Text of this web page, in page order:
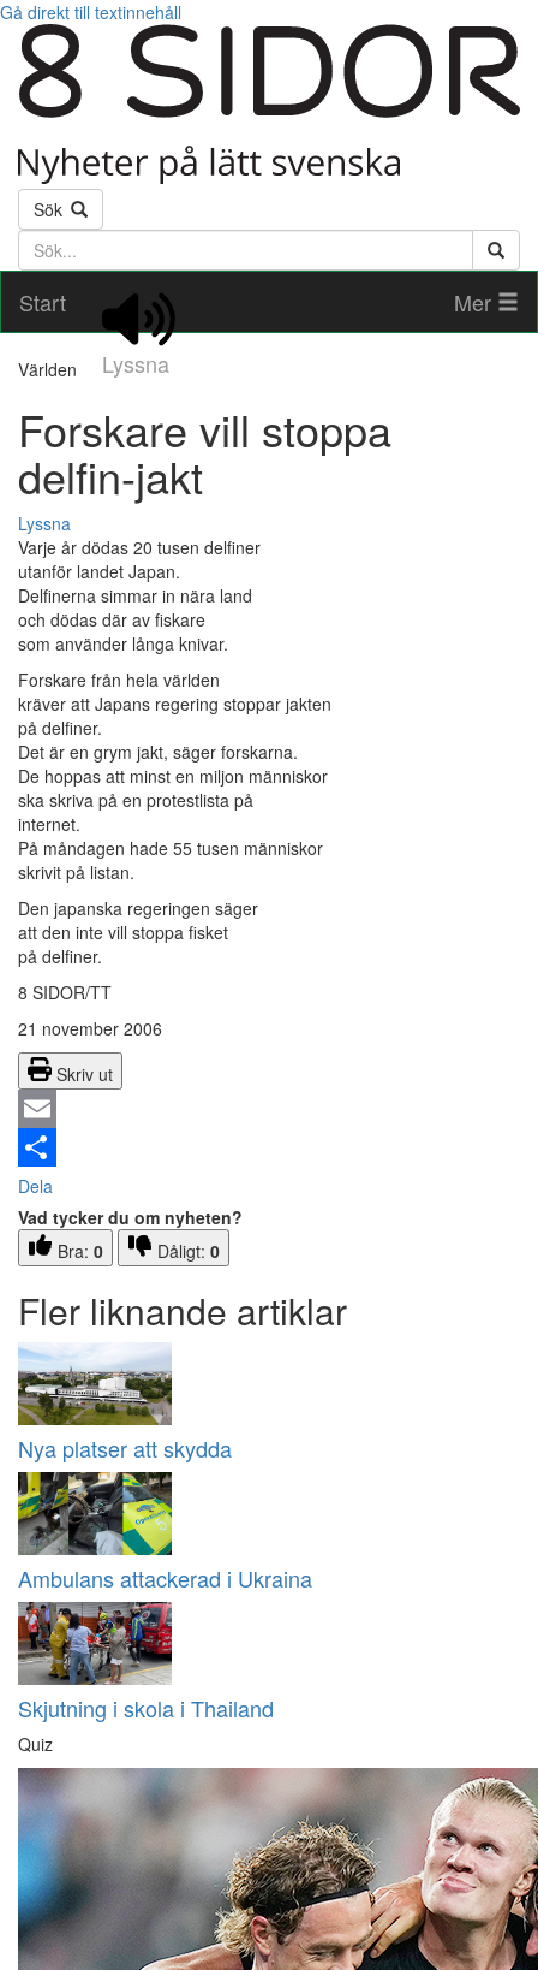
Gå direkt till textinnehåll
Sök
Söktext
Start
Lyssna
Mer
Världen
Forskare vill stoppa
delfin-jakt
Lyssna
Varje år dödas 20 tusen delfiner
utanför landet Japan.
Delfinerna simmar in nära land
och dödas där av fiskare
som använder långa knivar.
Forskare från hela världen
kräver att Japans regering stoppar jakten
på delfiner.
Det är en grym jakt, säger forskarna.
De hoppas att minst en miljon människor
ska skriva på en protestlista på
internet.
På måndagen hade 55 tusen människor
skrivit på listan.
Den japanska regeringen säger
att den inte vill stoppa fisket
på delfiner.
8 SIDOR/TT
21 november 2006
Skriv ut
Email
Dela
Vad tycker du om nyheten?
Bra: 0 Dåligt: 0
Fler liknande artiklar
Nya platser att skydda
Ambulans attackerad i Ukraina
Skjutning i skola i Thailand
Quiz